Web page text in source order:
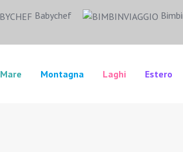
Babychef
Mare Montagna Laghi Estero